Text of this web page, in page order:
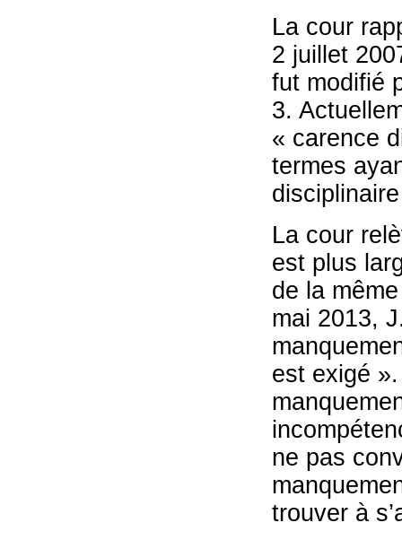
La cour
2 juillet
fut modifié
3.
« carence
termes
La cour
est plus
de la
mai 2013,
est exigé
ne pas
trouver à